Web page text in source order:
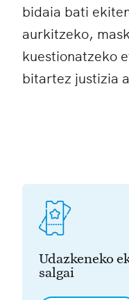
bidaia bati
aurkitzeko,
kuestionatzeko
bitartez justizia
Udazkeneko
salgai